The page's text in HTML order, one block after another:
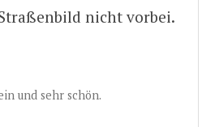
nicht vorbei.
und sehr schön.